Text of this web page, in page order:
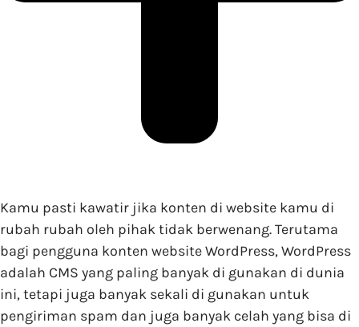
Kamu pasti kawatir jika konten di website kamu di
rubah rubah oleh pihak tidak berwenang. Terutama
bagi pengguna konten website WordPress, WordPress
adalah CMS yang paling banyak di gunakan di dunia
ini, tetapi juga banyak sekali di gunakan untuk
pengiriman spam dan juga banyak celah yang bisa di